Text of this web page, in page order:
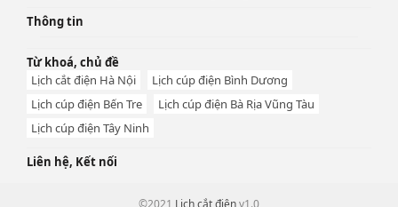
Thông tin
Từ khoá, chủ đề
Lịch cắt điện Hà Nội
Lịch cúp điện Bình Dương
Lịch cúp điện Bến Tre
Lịch cúp điện Bà Rịa Vũng Tàu
Lịch cúp điện Tây Ninh
Liên hệ, Kết nối